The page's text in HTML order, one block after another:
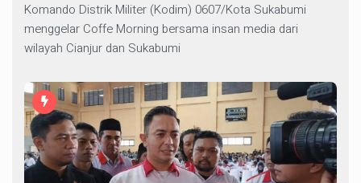
Komando Distrik Militer (Kodim) 0607/Kota Sukabumi
menggelar Coffe Morning bersama insan media dari
wilayah Cianjur dan Sukabumi